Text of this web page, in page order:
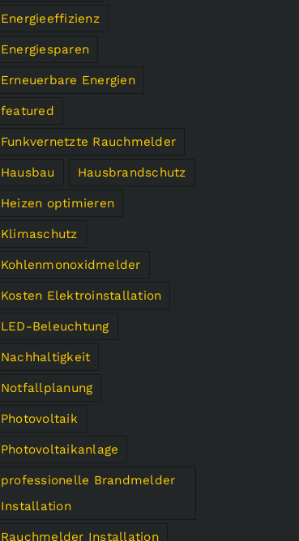
Energieeffizienz
Energiesparen
Erneuerbare Energien
featured
Funkvernetzte Rauchmelder
Hausbau Hausbrandschutz
Heizen optimieren
Klimaschutz
Kohlenmonoxidmelder
Kosten Elektroinstallation
LED-Beleuchtung
Nachhaltigkeit
Notfallplanung
Photovoltaik
Photovoltaikanlage
professionelle Brandmelder
Installation
Rauchmelder Installation